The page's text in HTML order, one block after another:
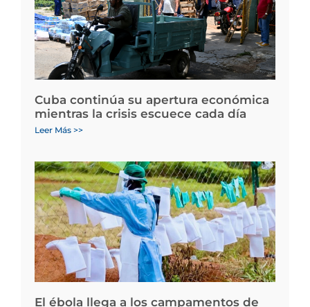
Cuba continúa su apertura económica
mientras la crisis escuece cada día
Leer Más >>
El ébola llega a los campamentos de